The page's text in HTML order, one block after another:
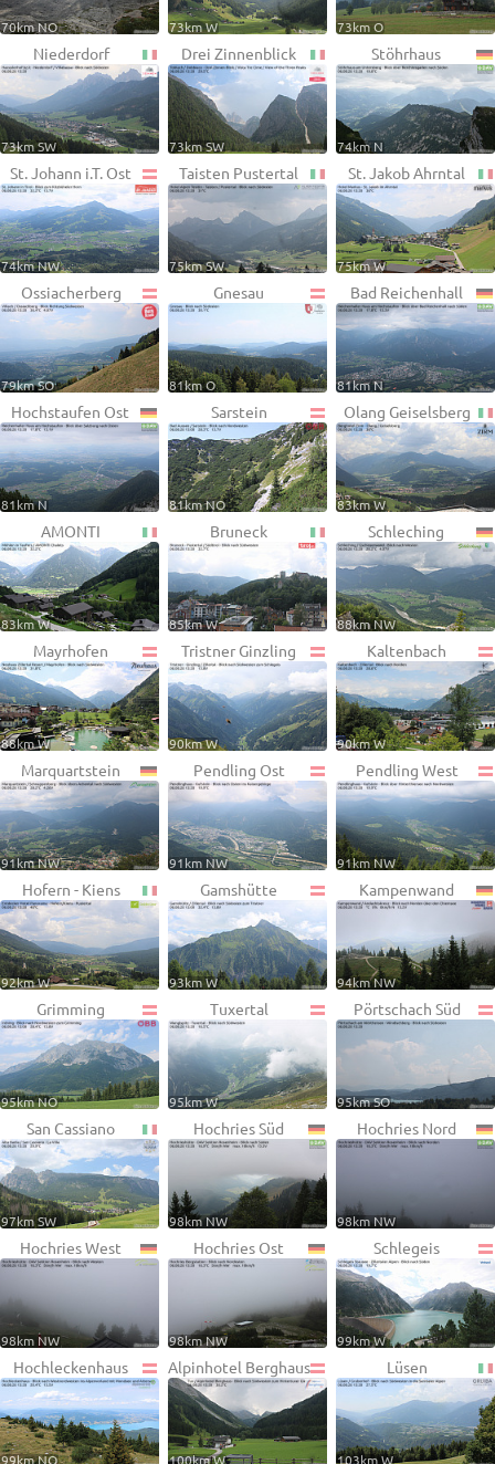
70km NO 73km W 73km O
Niederdorf
73km SW
Drei Zinnenblick
73km SW
Stöhrhaus
74km N
St. Johann i.T. Ost
74km NW
Taisten Pustertal
75km SW
St. Jakob Ahrntal
75km W
Ossiacherberg
79km SO
Gnesau
81km O
Bad Reichenhall
81km N
Hochstaufen Ost
81km N
Sarstein
81km NO
Olang Geiselsberg
83km W
AMONTI
83km W
Bruneck
85km W
Schleching
88km NW
Mayrhofen
88km W
Tristner Ginzling
90km W
Kaltenbach
90km W
Marquartstein
91km NW
Pendling Ost
91km NW
Pendling West
91km NW
Hofern - Kiens
92km W
Gamshütte
93km W
Kampenwand
94km NW
Grimming
95km NO
Tuxertal
95km W
Pörtschach Süd
95km SO
San Cassiano
97km SW
Hochries Süd
98km NW
Hochries Nord
98km NW
Hochries West
98km NW
Hochries Ost
98km NW
Schlegeis
99km W
Hochleckenhaus
99km NO
Alpinhotel Berghaus
100km W
Lüsen
103km W